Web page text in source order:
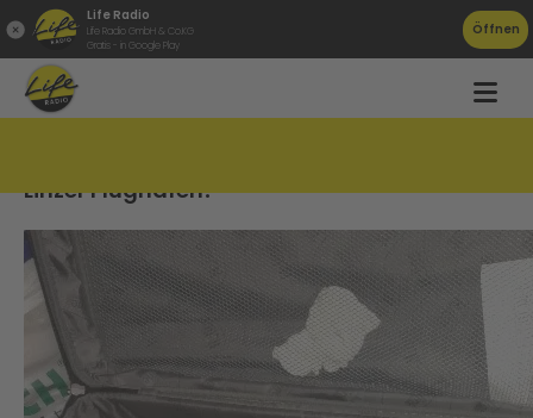
Life Radio
Life Radio GmbH & Co.KG
Gratis - in Google Play
Öffnen
Linzer Flughafen!